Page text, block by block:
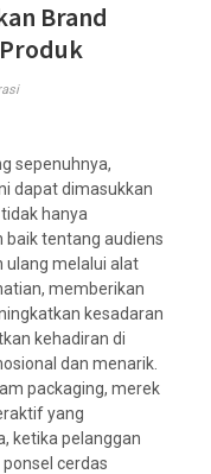
Brand
sepenuhnya,
dapat dimasukkan
hanya
tentang audiens
melalui alat
memberikan
kesadaran
kehadiran di
dan menarik.
packaging, merek
yang
ketika pelanggan
cerdas